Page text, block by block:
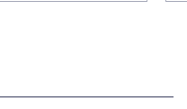
人から訂正・追加・削除の請求
いての重要性を理解し、より適
ります。